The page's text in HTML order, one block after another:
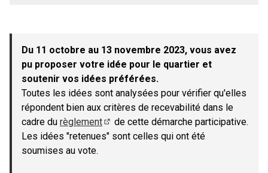
−
Du 11 octobre au 13 novembre 2023, vous avez
pu proposer votre idée pour le quartier et
soutenir vos idées préférées.
Toutes les idées sont analysées pour vérifier qu'elles
répondent bien aux critères de recevabilité dans le
cadre du règlement
(Lien externe)
de cette démarche participative.
Les idées "retenues" sont celles qui ont été
soumises au vote.